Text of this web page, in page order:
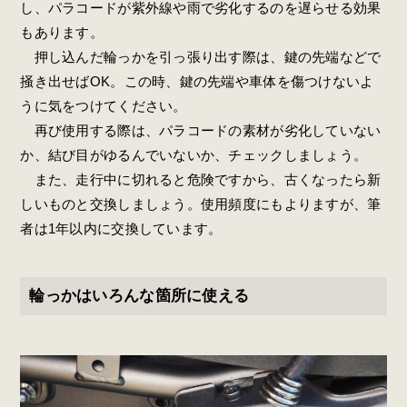
し、パラコードが紫外線や雨で劣化するのを遅らせる効果
もあります。
押し込んだ輪っかを引っ張り出す際は、鍵の先端などで
掻き出せばOK。この時、鍵の先端や車体を傷つけないよ
うに気をつけてください。
再び使用する際は、パラコードの素材が劣化していない
か、結び目がゆるんでいないか、チェックしましょう。
また、走行中に切れると危険ですから、古くなったら新
しいものと交換しましょう。使用頻度にもよりますが、筆
者は1年以内に交換しています。
輪っかはいろんな箇所に使える